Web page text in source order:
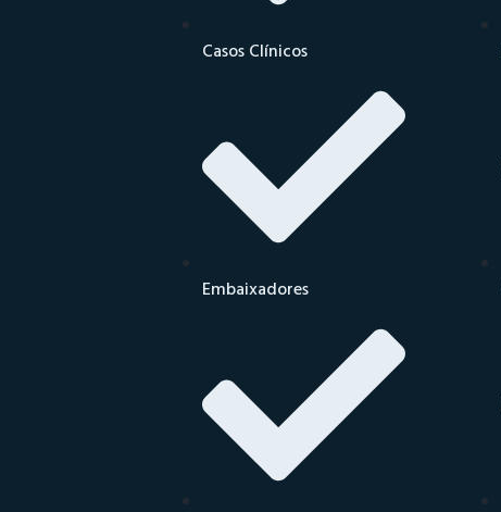
Casos Clínicos
Embaixadores